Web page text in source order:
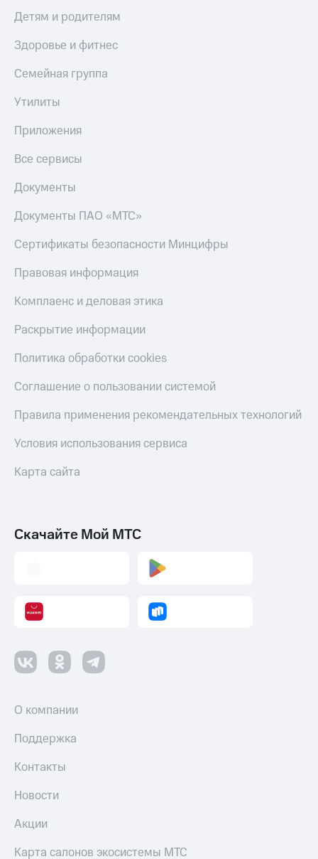
Детям и родителям
Здоровье и фитнес
Семейная группа
Утилиты
Приложения
Все сервисы
Документы
Документы ПАО «МТС»
Сертификаты безопасности Минцифры
Правовая информация
Комплаенс и деловая этика
Раскрытие информации
Политика обработки cookies
Соглашение о пользовании системой
Правила применения рекомендательных технологий
Условия использования сервиса
Карта сайта
Скачайте Мой МТС
О компании
Поддержка
Контакты
Новости
Акции
Карта салонов экосистемы МТС